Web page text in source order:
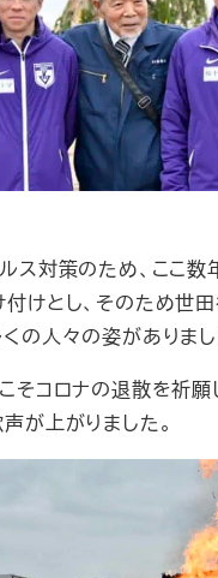
ス対策のため、ここ
けとし、そのため世
の人々の姿がありまし
そコロナの退散を祈
が上がりました。